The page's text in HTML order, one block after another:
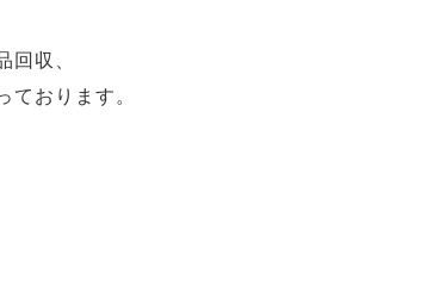
収、
おります。